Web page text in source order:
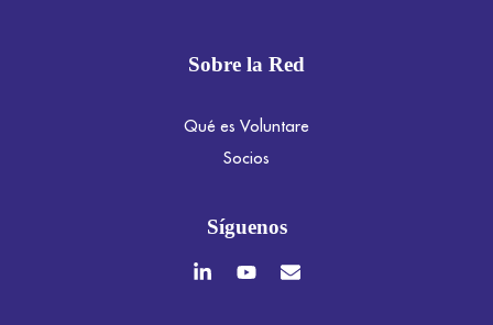
Sobre la Red
Qué es Voluntare
Socios
Síguenos